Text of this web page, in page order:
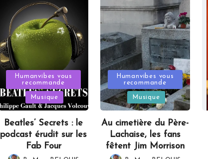
Posted
in
Humanvibes vous
recommande
Musique
Beatles’ Secrets : le
podcast érudit sur les
Fab Four
Posted
in
Humanvibes vous
recommande
Musique
Au cimetière du Père-
Lachaise, les fans
fêtent Jim Morrison